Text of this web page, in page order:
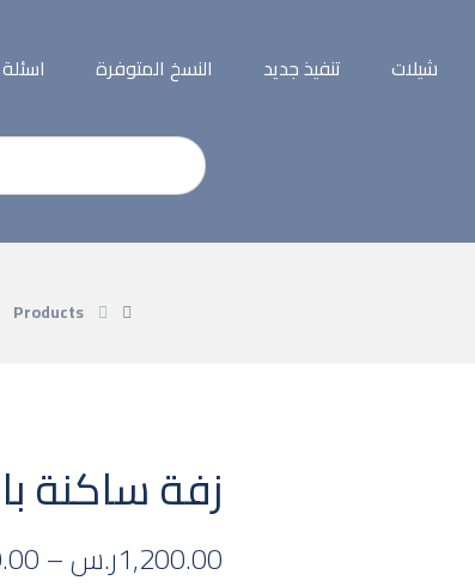
شيلات تنفيذ جديد النسخ المتوفرة اسئلة
Products
زفة ساكنة
1,200.00ر.س–